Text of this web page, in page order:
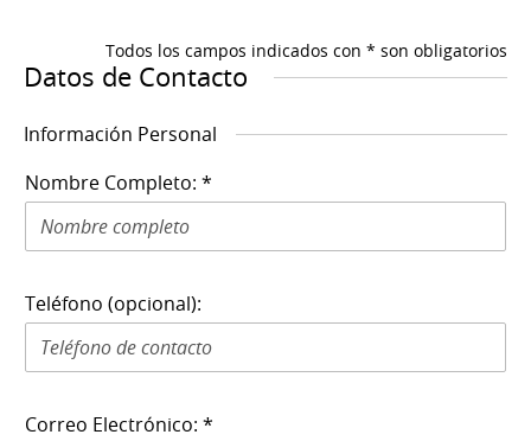
Todos los campos indicados con * son obligatorios
Datos de Contacto
Información Personal
Nombre Completo: *
Teléfono (opcional):
Correo Electrónico: *